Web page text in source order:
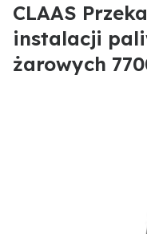
CLAAS
instalacji
żarowych